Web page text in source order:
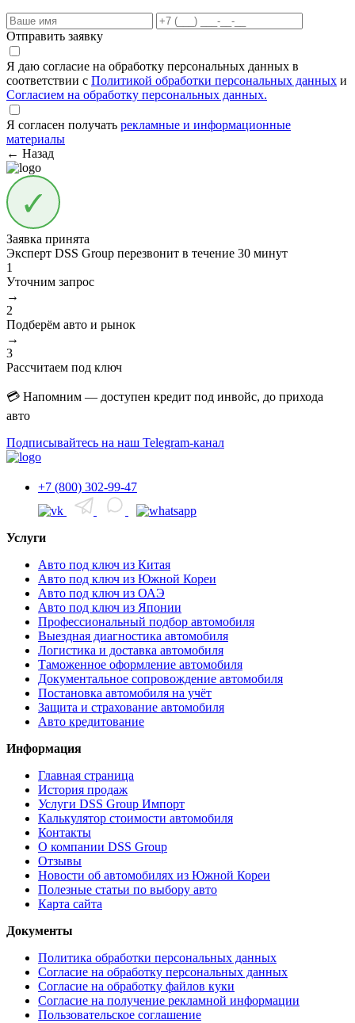
Отправить заявку
Я даю согласие на обработку персональных данных в
соответствии с Политикой обработки персональных данных и
Согласием на обработку персональных данных.
Я согласен получать рекламные и информационные
материалы
← Назад
Заявка принята
Эксперт DSS Group перезвонит в течение 30 минут
1
Уточним запрос
→
2
Подберём авто и рынок
→
3
Рассчитаем под ключ
💳 Напомним — доступен кредит под инвойс, до прихода
авто
Подписывайтесь на наш Telegram-канал
+7 (800) 302-99-47
Услуги
Авто под ключ из Китая
Авто под ключ из Южной Кореи
Авто под ключ из ОАЭ
Авто под ключ из Японии
Профессиональный подбор автомобиля
Выездная диагностика автомобиля
Логистика и доставка автомобиля
Таможенное оформление автомобиля
Документальное сопровождение автомобиля
Постановка автомобиля на учёт
Защита и страхование автомобиля
Авто кредитование
Информация
Главная страница
История продаж
Услуги DSS Group Импорт
Калькулятор стоимости автомобиля
Контакты
О компании DSS Group
Отзывы
Новости об автомобилях из Южной Кореи
Полезные статьи по выбору авто
Карта сайта
Документы
Политика обработки персональных данных
Согласие на обработку персональных данных
Согласие на обработку файлов куки
Согласие на получение рекламной информации
Пользовательское соглашение